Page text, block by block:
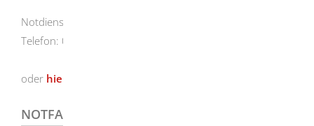
Notdienstfinder
Telefon: 0800 0022 833
oder hier
NOTFALL / STÖRDIENST